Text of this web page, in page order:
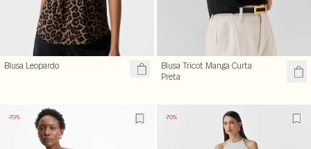
Blusa Leopardo
Blusa Tricot Manga Curta
Preta
-70% -70%